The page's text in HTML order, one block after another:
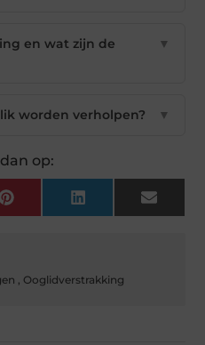
en wat zijn de
▼
worden verholpen? ▼
op:
Pinterest LinkedIn Email
, Ooglidverstrakking